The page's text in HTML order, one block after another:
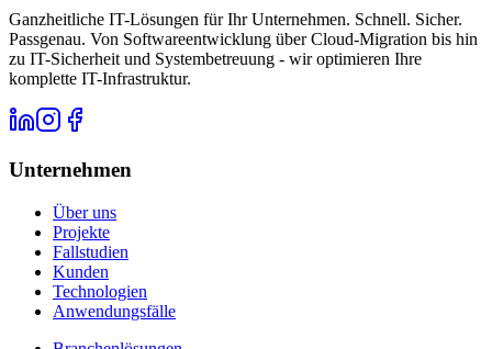
Ganzheitliche IT-Lösungen für Ihr Unternehmen. Schnell. Sicher.
Passgenau. Von Softwareentwicklung über Cloud-Migration bis hin
zu IT-Sicherheit und Systembetreuung - wir optimieren Ihre
komplette IT-Infrastruktur.
Unternehmen
Über uns
Projekte
Fallstudien
Kunden
Technologien
Anwendungsfälle